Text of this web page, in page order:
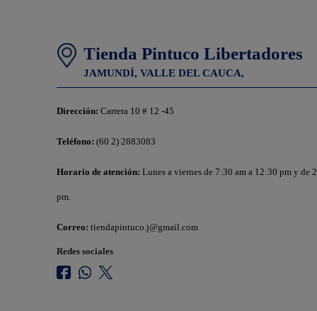
Tienda Pintuco Libertadores
JAMUNDÍ, VALLE DEL CAUCA,
Dirección: Carrera 10 # 12 -45
Teléfono: (60 2) 2883083
Horario de atención: Lunes a viernes de 7:30 am a 12:30 pm y de
pm.
Correo: tiendapintuco.j@gmail.com
Redes sociales